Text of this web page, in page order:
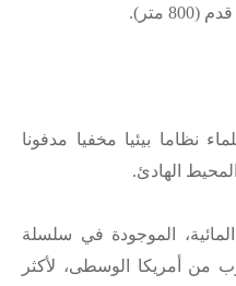
العلماء نظاما بيئيا مخفيا مدفونا
الهادئ.
الموجودة في سلسلة
من أمريكا الوسطى، لأكثر